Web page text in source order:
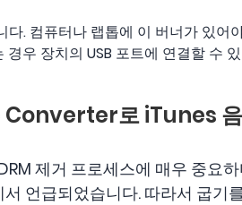
. 컴퓨터나 랩톱에 이 버너가 있어
우 장치의 USB 포트에 연결할 수
로 iTunes
제거 프로세스에 매우 중요
언급되었습니다. 따라서 굽기